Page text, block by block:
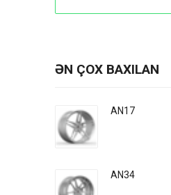
ƏN ÇOX BAXILAN
AN17
AN34